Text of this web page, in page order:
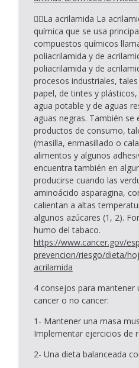
👉🏾La acrilamida La
química que se usa
compuestos químicos
poliacrilamida y de
poliacrilamida y de
procesos industriales,
papel, de tintes y
agua potable y de aguas
aguas negras. También se
productos de consumo,
(masilla, enmasillado o
alimentos y algunos
encuentra también en
producirse cuando las
aminoácido asparagina,
calientan a altas
algunos azúcares (1, 2).
humo del tabaco.
https://www.cancer.gov/
prevencion/riesgo/dieta/
acrilamida
4 consejos para mantener
cancer o no cancer:
1- Mantener una masa
Implementar ejercicios de
2- Una dieta balanceada